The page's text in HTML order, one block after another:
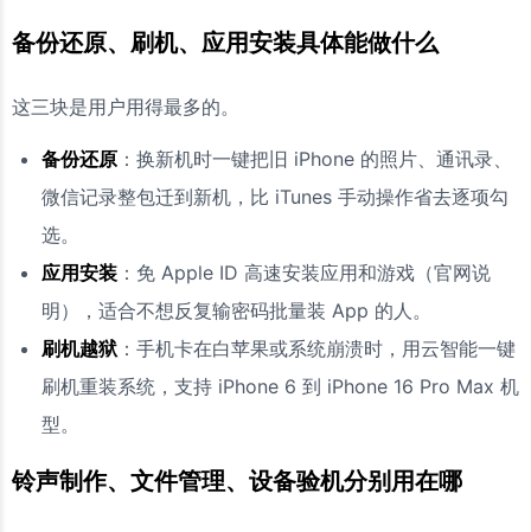
备份还原、刷机、应用安装具体能做什么
这三块是用户用得最多的。
备份还原 ：换新机时一键把旧 iPhone 的照片、通讯录、
微信记录整包迁到新机，比 iTunes 手动操作省去逐项勾
选。
应用安装 ：免 Apple ID 高速安装应用和游戏（官网说
明），适合不想反复输密码批量装 App 的人。
刷机越狱 ：手机卡在白苹果或系统崩溃时，用云智能一键
刷机重装系统，支持 iPhone 6 到 iPhone 16 Pro Max 机
型。
铃声制作、文件管理、设备验机分别用在哪